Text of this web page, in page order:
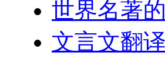
世界名著
文言文翻